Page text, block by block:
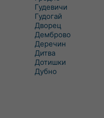
Гудевичи
Гудогай
Дворец
Демброво
Деречин
Дитва
Дотишки
Дубно